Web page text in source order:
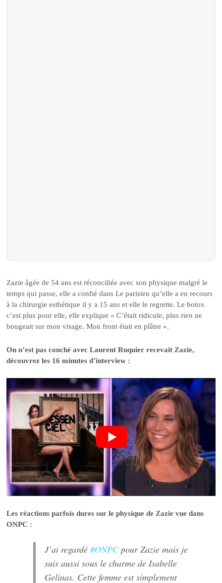
Zazie âgée de 54 ans est réconciliée avec son physique malgré le
temps qui passe, elle a confié dans Le parisien qu’elle a eu recours
à la chirurgie esthétique il y a 15 ans et elle le regrette. Le botox
c’est plus pour elle, elle explique « C’était ridicule, plus rien ne
bougeait sur mon visage. Mon front était en plâtre ».
On n’est pas couché avec Laurent Ruquier recevait Zazie,
découvrez les 16 minutes d’interview :
Les réactions parfois dures sur le physique de Zazie vue dans
ONPC :
J’ai regardé#ONPCpour Zazie mais je
suis aussi sous le charme de Isabelle
Gelinas. Cette femme est simplement